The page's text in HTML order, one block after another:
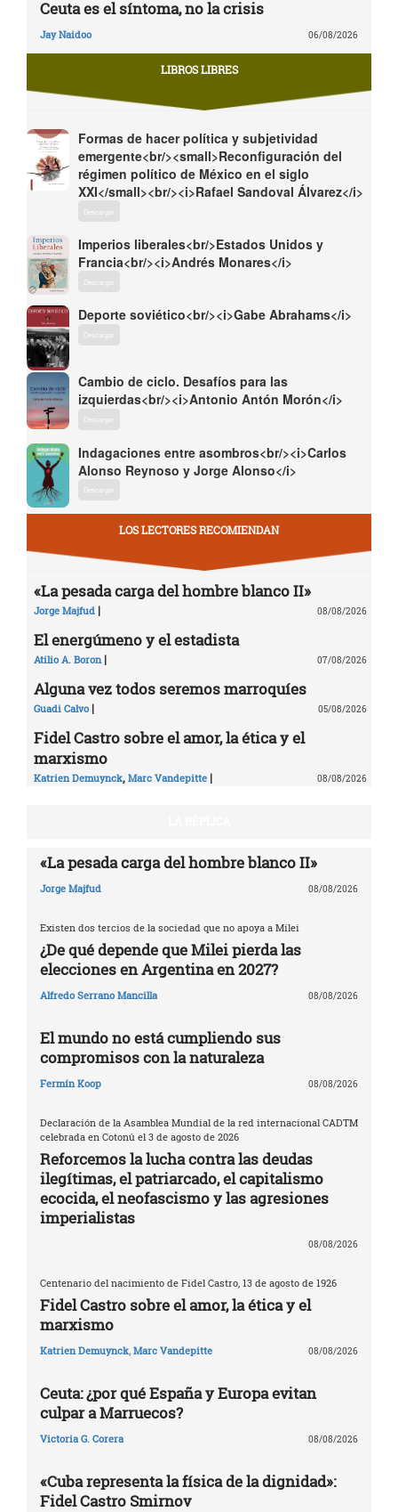
Ceuta es el síntoma, no la crisis
Jay Naidoo 06/08/2026
LIBROS LIBRES
Formas de hacer política y subjetividad
emergente<br/><small>Reconfiguración del
régimen político de México en el siglo
XXI</small><br/><i>Rafael Sandoval Álvarez</i>
Descargar
Imperios liberales<br/>Estados Unidos y
Francia<br/><i>Andrés Monares</i>
Descargar
Deporte soviético<br/><i>Gabe Abrahams</i>
Descargar
Cambio de ciclo. Desafíos para las
izquierdas<br/><i>Antonio Antón Morón</i>
Descargar
Indagaciones entre asombros<br/><i>Carlos
Alonso Reynoso y Jorge Alonso</i>
Descargar
LOS LECTORES RECOMIENDAN
«La pesada carga del hombre blanco II»
Jorge Majfud | 08/08/2026
El energúmeno y el estadista
Atilio A. Boron | 07/08/2026
Alguna vez todos seremos marroquíes
Guadi Calvo | 05/08/2026
Fidel Castro sobre el amor, la ética y el
marxismo
Katrien Demuynck, Marc Vandepitte | 08/08/2026
«La pesada carga del hombre blanco II»
Jorge Majfud 08/08/2026
Existen dos tercios de la sociedad que no apoya a Milei
¿De qué depende que Milei pierda las
elecciones en Argentina en 2027?
Alfredo Serrano Mancilla 08/08/2026
El mundo no está cumpliendo sus
compromisos con la naturaleza
Fermín Koop 08/08/2026
Declaración de la Asamblea Mundial de la red internacional CADTM
celebrada en Cotonú el 3 de agosto de 2026
Reforcemos la lucha contra las deudas
ilegítimas, el patriarcado, el capitalismo
ecocida, el neofascismo y las agresiones
imperialistas
08/08/2026
Centenario del nacimiento de Fidel Castro, 13 de agosto de 1926
Fidel Castro sobre el amor, la ética y el
marxismo
Katrien Demuynck, Marc Vandepitte 08/08/2026
Ceuta: ¿por qué España y Europa evitan
culpar a Marruecos?
Victoria G. Corera 08/08/2026
«Cuba representa la física de la dignidad»:
Fidel Castro Smirnov